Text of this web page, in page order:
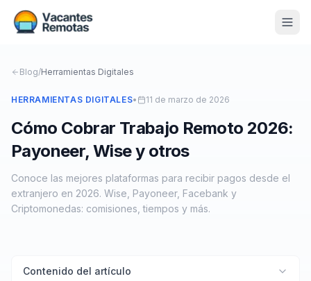
Vacantes
Blog
Nosotros
Contacto
Calculadora Freelance
Blog/Herramientas Digitales
HERRAMIENTAS DIGITALES• 11 de marzo de 2026
Cómo Cobrar Trabajo Remoto 2026:
Payoneer, Wise y otros
Conoce las mejores plataformas para recibir pagos desde el
extranjero en 2026. Wise, Payoneer, Facebank y
Criptomonedas: comisiones, tiempos y más.
Contenido del artículo